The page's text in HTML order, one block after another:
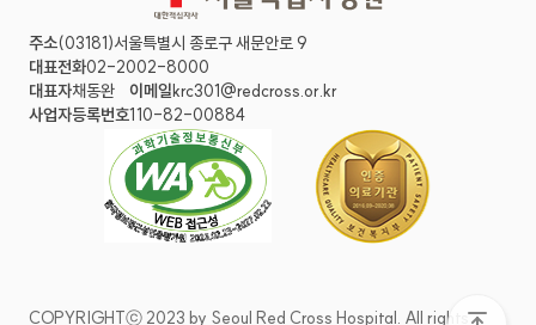
주소(03181)서울특별시 종로구 새문안로 9
대표전화02-2002-8000
대표자채동완 이메일krc301@redcross.or.kr
사업자등록번호110-82-00884
COPYRIGHTⓒ 2023 by Seoul Red Cross Hospital. All rights